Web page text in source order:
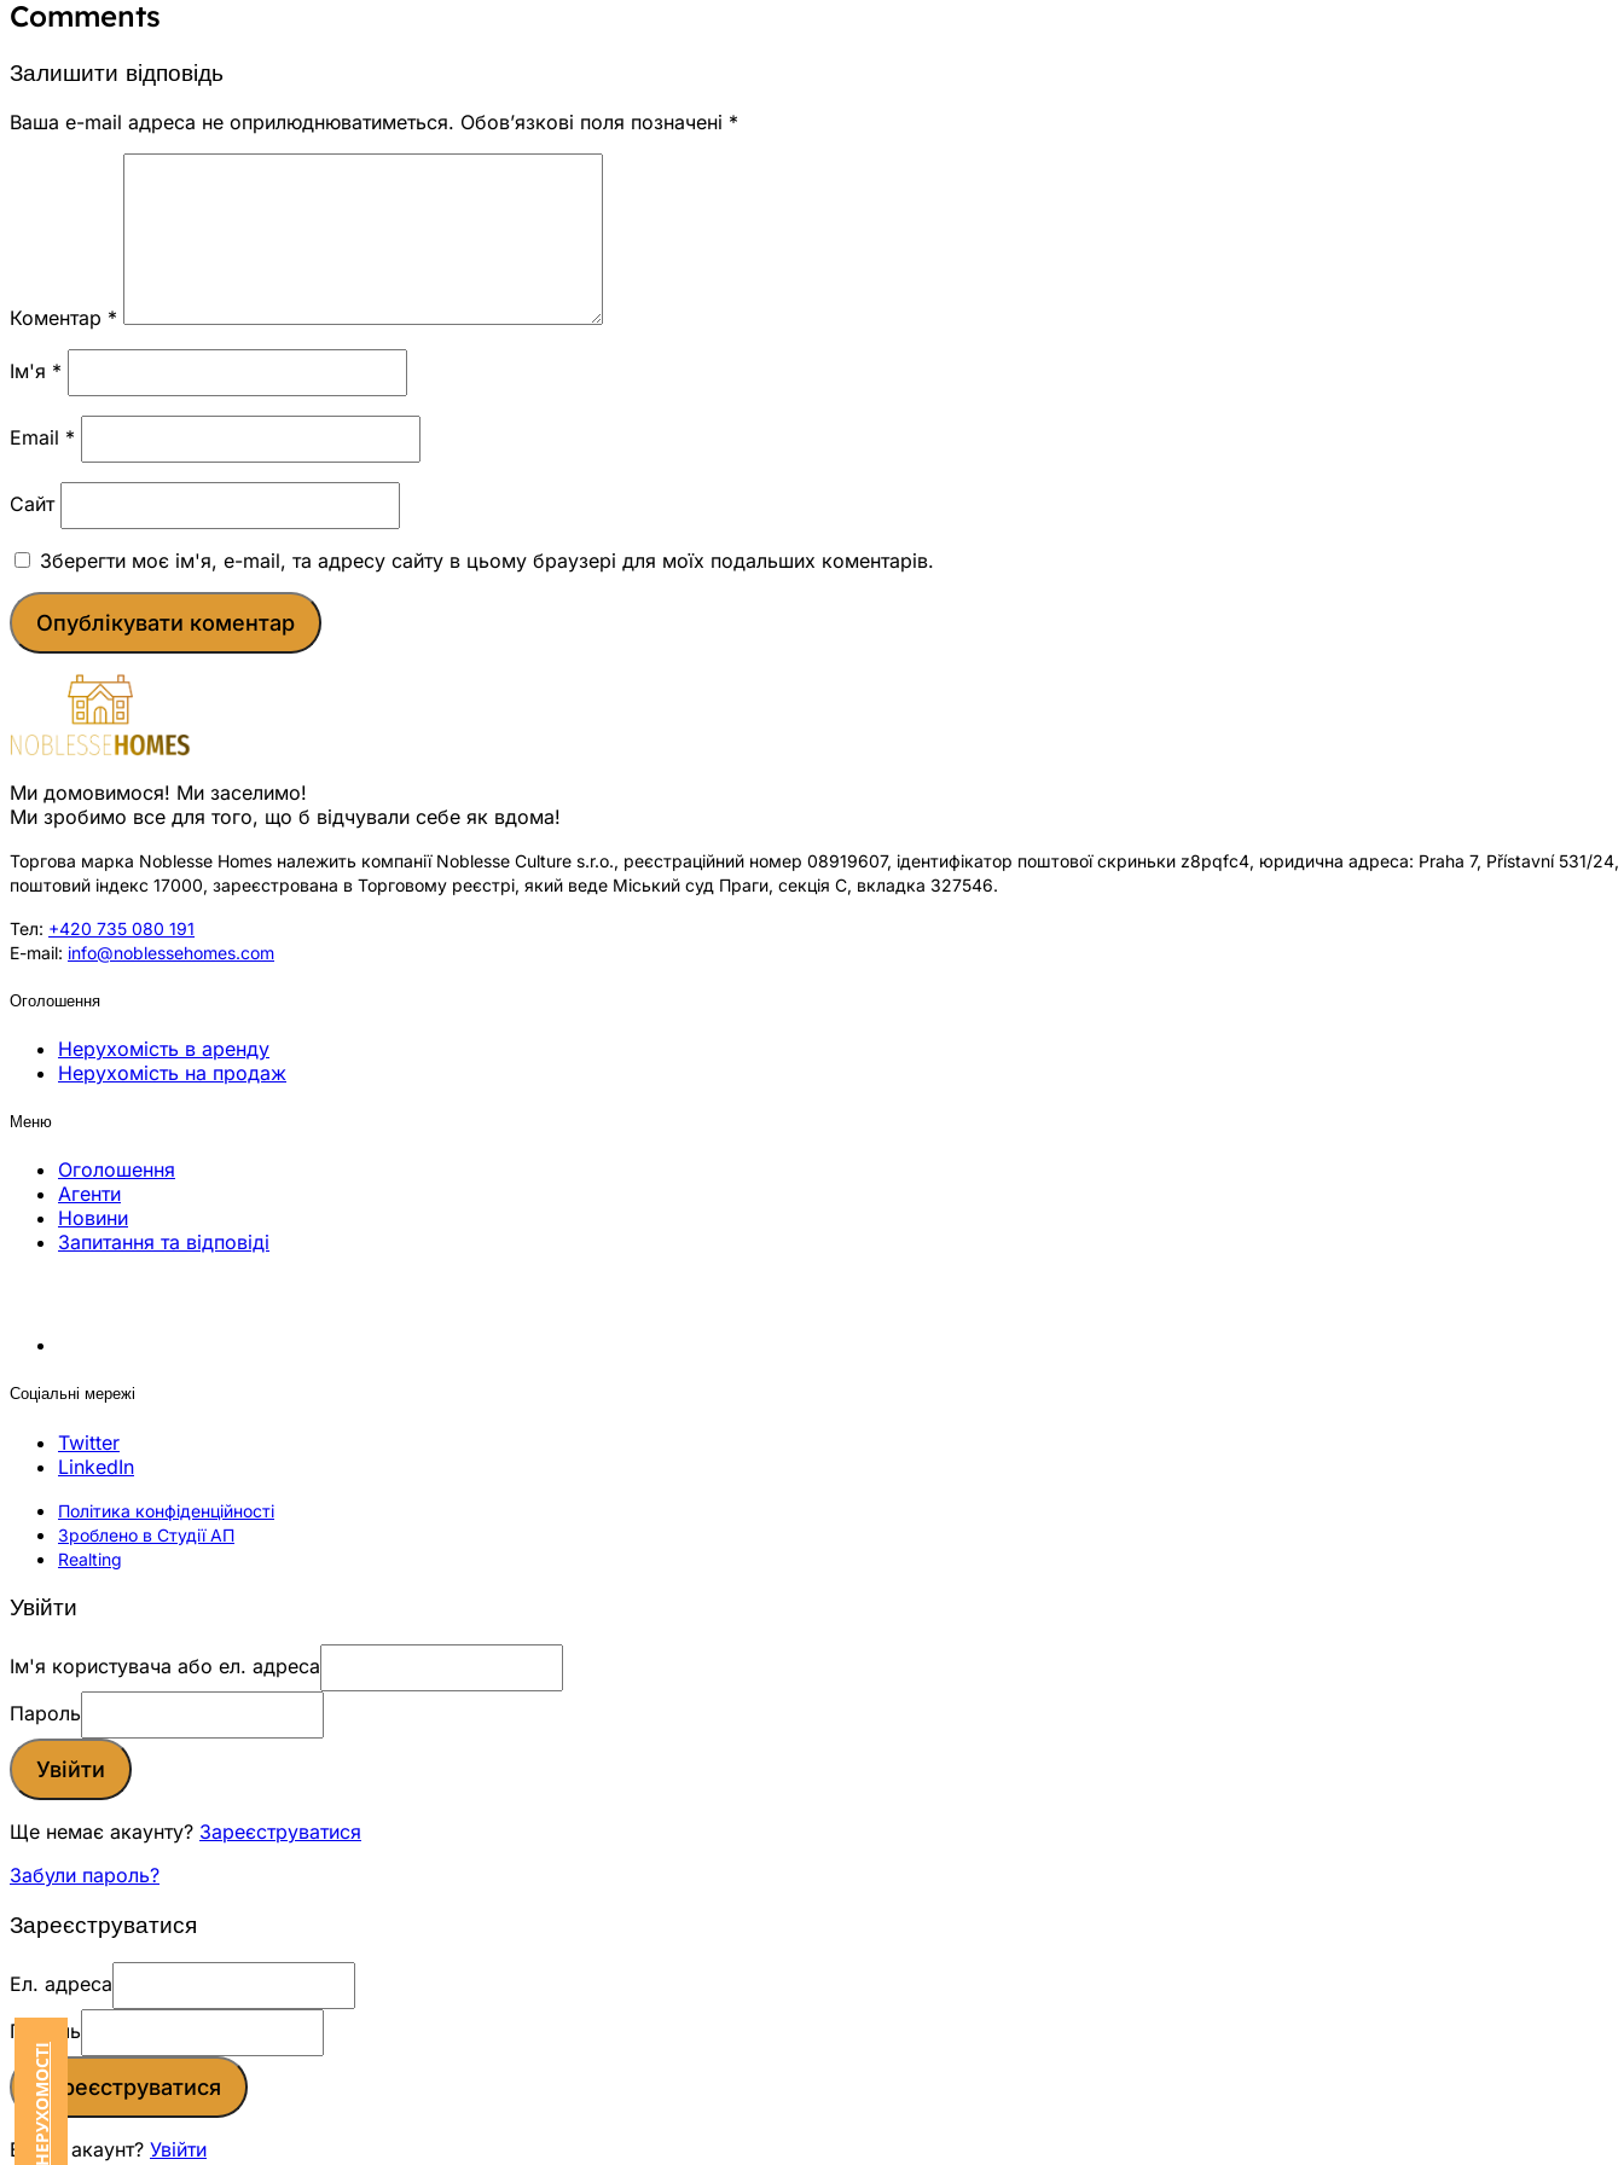
Comments
Залишити відповідь
Ваша e-mail адреса не оприлюднюватиметься. Обов’язкові поля позначені *
Коментар *
Ім'я *
Email *
Сайт
Зберегти моє ім'я, e-mail, та адресу сайту в цьому браузері для моїх подальших коментарів.
Ми домовимося! Ми заселимо!
Ми зробимо все для того, що б відчували себе як вдома!
Торгова марка Noblesse Homes належить компанії Noblesse Culture s.r.o., реєстраційний номер 08919607, ідентифікатор поштової скриньки z8pqfc4, юридична адреса: Praha 7, Přístavní 531/24,
поштовий індекс 17000, зареєстрована в Торговому реєстрі, який веде Міський суд Праги, секція C, вкладка 327546.
Тел: +420 735 080 191
E-mail: info@noblessehomes.com
Оголошення
Нерухомість в аренду
Нерухомість на продаж
Меню
Оголошення
Агенти
Новини
Запитання та відповіді
Соціальні мережі
Twitter
LinkedIn
Політика конфіденційності
Зроблено в Студії АП
Realting
Увійти
Ім'я користувача або ел. адреса
Пароль
Увійти
Ще немає акаунту? Зареєструватися
Забули пароль?
Зареєструватися
Ел. адреса
Пароль
Зареєструватися
Вже є акаунт? Увійти